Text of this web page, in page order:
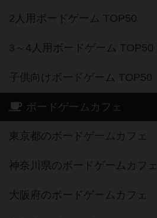
2人用ボードゲーム TOP50
3～4人用ボードゲーム TOP50
子供向けボードゲーム TOP50
ボードゲームカフェ
東京都のボードゲームカフェ
神奈川県のボードゲームカフェ
大阪府のボードゲームカフェ